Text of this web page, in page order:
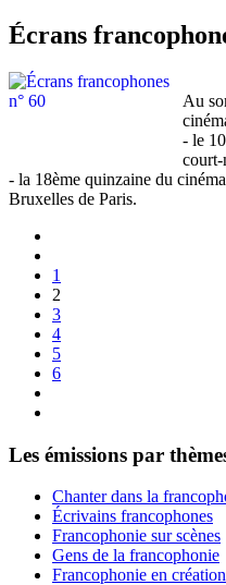
Écrans
Au
- le
court-
- la 18ème quinzaine du
Bruxelles de Paris.
1
2
3
4
5
6
Les émissions par
Chanter dans la
Écrivains francophones
Francophonie sur scènes
Gens de la francophonie
Francophonie en création